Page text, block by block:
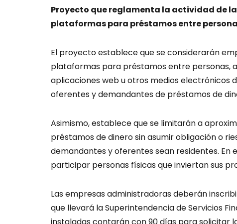
Proyecto que reglamenta la actividad de
plataformas para préstamos entre
El proyecto establece que se considerarán
plataformas para préstamos entre personas,
aplicaciones web u otros medios electrónicos
oferentes y demandantes de préstamos de
Asimismo, establece que se limitarán a
préstamos de dinero sin asumir obligación o
demandantes y oferentes sean residentes. En
participar personas físicas que inviertan sus
Las empresas administradoras deberán
que llevará la Superintendencia de Servicios